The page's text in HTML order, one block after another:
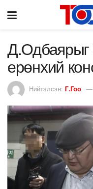
Д.Одбаярыг
ерөнхий
Нийтэлсэн: Г.Гоо